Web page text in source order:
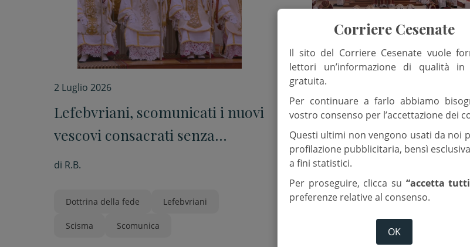
2 Luglio 2026
Lefebvriani, scomunicati i nuovi
vescovi consacrati senza
mandato pontificio
di R.B.
Dottrina della fede Lefebvriani
Scisma Scomunica
1 Luglio 2026
I Lefebvriani consacrano
quattro nuovi vescovi, è
diRed.
Lefebvriani Scisma
Corriere Cesenate
Il sito del Corriere Cesenate vuole
lettori un’informazione di qualità in
gratuita.
Per continuare a farlo abbiamo
vostro consenso per l’accettazione dei
Questi ultimi non vengono usati da noi
profilazione pubblicitaria, bensì
a fini statistici.
Per proseguire, clicca su “accetta
preferenze relative al consenso.
OK